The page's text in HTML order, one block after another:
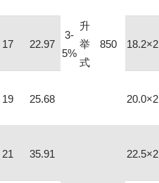
3-
5%
升
举
式
850
17 22.97
19 25.68
21 35.91